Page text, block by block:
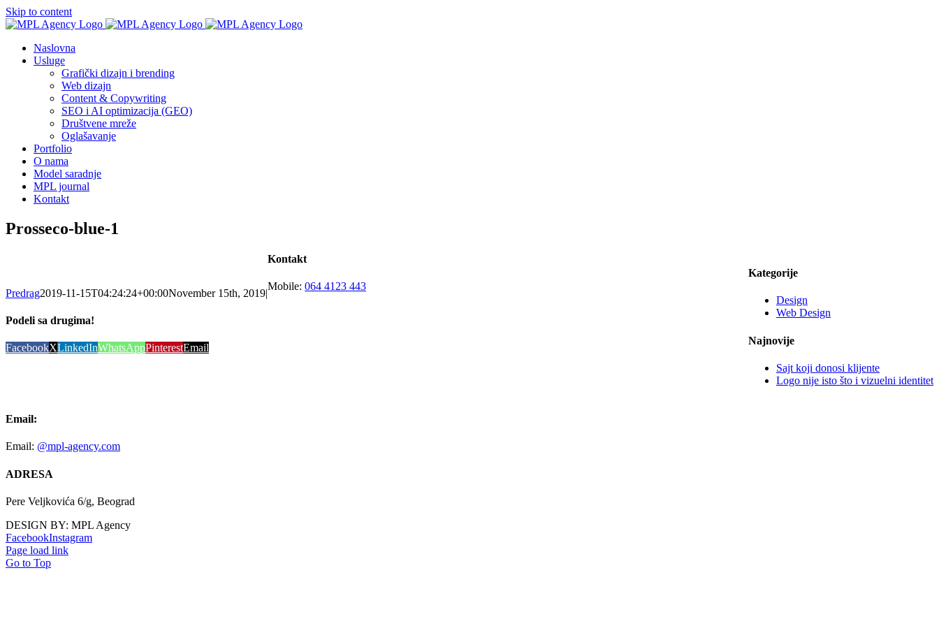
Skip to content
Naslovna
Usluge
Grafički dizajn i brending
Web dizajn
Content & Copywriting
SEO i AI optimizacija (GEO)
Društvene mreže
Oglašavanje
Portfolio
O nama
Model saradnje
MPL journal
Kontakt
Prosseco-blue-1
Predrag2019-11-15T04:24:24+00:00November 15th, 2019|
Podeli sa drugima!
FacebookXLinkedInWhatsAppPinterestEmail
Kategorije
Design
Web Design
Najnovije
Sajt koji donosi klijente
Logo nije isto što i vizuelni identitet
Kontakt
Mobile: 064 4123 443
Email:
Email: @mpl-agency.com
ADRESA
Pere Veljkovića 6/g, Beograd
DESIGN BY: MPL Agency
FacebookInstagram
Page load link
Go to Top